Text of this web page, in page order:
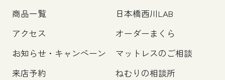
商品一覧
アクセス
お知らせ・キャンペーン
来店予約
日本橋西川LAB
オーダーまくら
マットレスのご相談
ねむりの相談所